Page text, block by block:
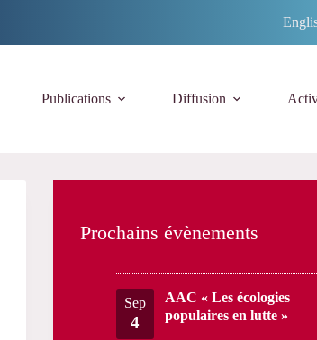
Publications Diffusion
Prochains évènements
Sep
4
AAC « Les écologies
populaires en lutte »